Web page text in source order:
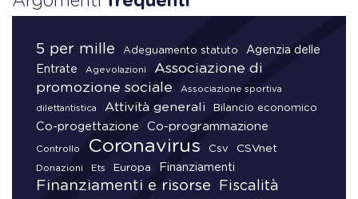
5 per mille Adeguamento statuto
Agenzia delle
Entrate
Agevolazioni
Associazione di
promozione sociale
Associazione sportiva
dilettantistica Attività generali Bilancio economico
Co-progettazione Co-programmazione
Controllo Coronavirus Csv CSVnet
Donazioni Ets Europa Finanziamenti
Finanziamenti e risorse Fiscalità